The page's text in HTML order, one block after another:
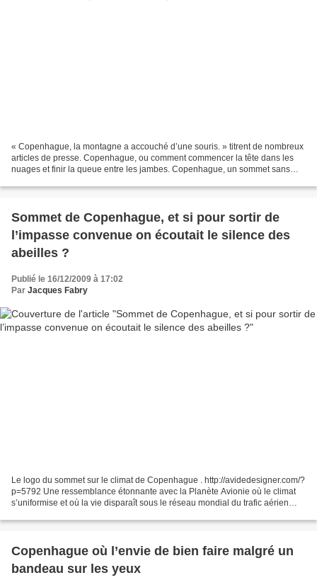
« Copenhague, la montagne a accouché d’une souris. » titrent de nombreux
articles de presse. Copenhague, ou comment commencer la tête dans les
nuages et finir la queue entre les jambes. Copenhague, un sommet sans
Sommet de Copenhague, et si pour sortir de
l’impasse convenue on écoutait le silence des
abeilles ?
Publié le 16/12/2009 à 17:02
Par Jacques Fabry
Le logo du sommet sur le climat de Copenhague . http://avidedesigner.com/?
p=5792 Une ressemblance étonnante avec la Planète Avionie où le climat
s’uniformise et où la vie disparaît sous le réseau mondial du trafic aérien
Copenhague où l’envie de bien faire malgré un
bandeau sur les yeux